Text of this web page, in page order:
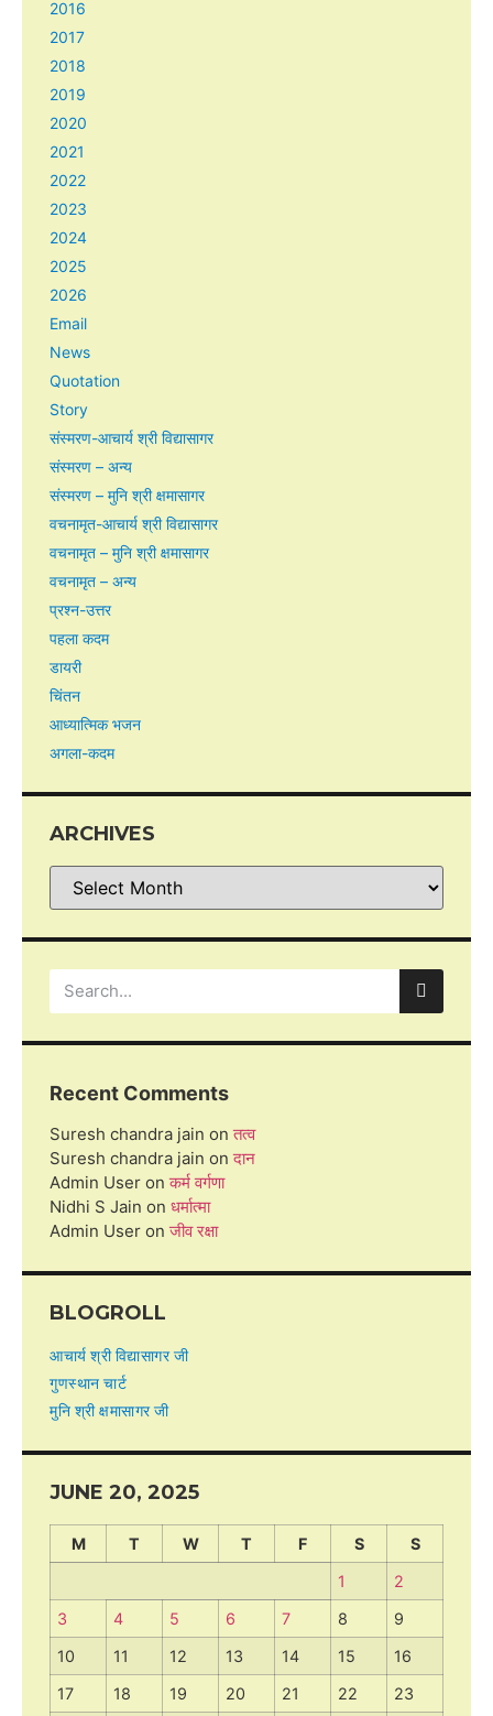
2016
2017
2018
2019
2020
2021
2022
2023
2024
2025
2026
Email
News
Quotation
Story
संस्मरण-आचार्य श्री विद्यासागर
संस्मरण – अन्य
संस्मरण – मुनि श्री क्षमासागर
वचनामृत-आचार्य श्री विद्यासागर
वचनामृत – मुनि श्री क्षमासागर
वचनामृत – अन्य
प्रश्न-उत्तर
पहला कदम
डायरी
चिंतन
आध्यात्मिक भजन
अगला-कदम
ARCHIVES
Recent Comments
Suresh chandra jain onतत्व
Suresh chandra jain onदान
Admin User onकर्म वर्गणा
Nidhi S Jain on धर्मात्मा
Admin User onजीव रक्षा
BLOGROLL
आचार्य श्री विद्यासागर जी
गुणस्थान चार्ट
मुनि श्री क्षमासागर जी
JUNE 20, 2025
M T W T F S
S
1
2
3
4 5 6 7 8
9
10
11 12 13 14 15
16
17
18 19 20 21 22
23